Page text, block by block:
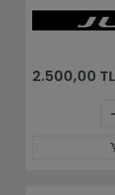
2.750,00 TL